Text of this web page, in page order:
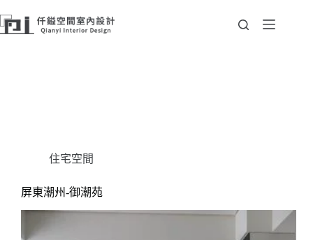
至
住宅空間
屏東潮州-御潮苑